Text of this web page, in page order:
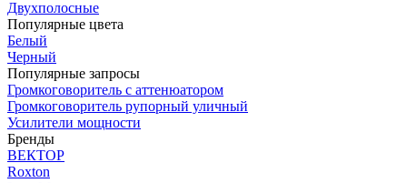
Двухполосные
Популярные цвета
Белый
Черный
Популярные запросы
Громкоговоритель с аттенюатором
Громкоговоритель рупорный уличный
Усилители мощности
Бренды
ВЕКТОР
Roxton